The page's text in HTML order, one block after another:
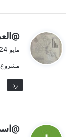
ي
ل
مايو 24, 2026 الساعة 9:27 م
مشروع
رد
ي